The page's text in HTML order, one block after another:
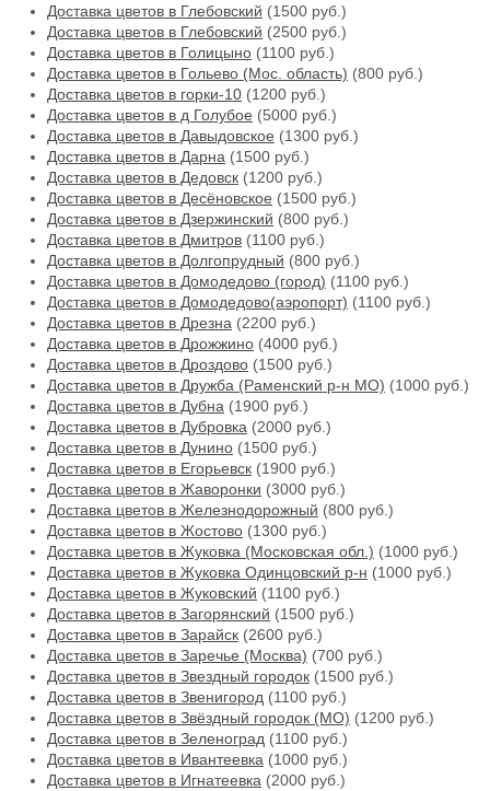
Доставка цветов в Глебовский (1500 руб.)
Доставка цветов в Глебовский (2500 руб.)
Доставка цветов в Голицыно (1100 руб.)
Доставка цветов в Гольево (Мос. область) (800 руб.)
Доставка цветов в горки-10 (1200 руб.)
Доставка цветов в д Голубое (5000 руб.)
Доставка цветов в Давыдовское (1300 руб.)
Доставка цветов в Дарна (1500 руб.)
Доставка цветов в Дедовск (1200 руб.)
Доставка цветов в Десёновское (1500 руб.)
Доставка цветов в Дзержинский (800 руб.)
Доставка цветов в Дмитров (1100 руб.)
Доставка цветов в Долгопрудный (800 руб.)
Доставка цветов в Домодедово (город) (1100 руб.)
Доставка цветов в Домодедово(аэропорт) (1100 руб.)
Доставка цветов в Дрезна (2200 руб.)
Доставка цветов в Дрожжино (4000 руб.)
Доставка цветов в Дроздово (1500 руб.)
Доставка цветов в Дружба (Раменский р-н МО) (1000 руб.)
Доставка цветов в Дубна (1900 руб.)
Доставка цветов в Дубровка (2000 руб.)
Доставка цветов в Дунино (1500 руб.)
Доставка цветов в Егорьевск (1900 руб.)
Доставка цветов в Жаворонки (3000 руб.)
Доставка цветов в Железнодорожный (800 руб.)
Доставка цветов в Жостово (1300 руб.)
Доставка цветов в Жуковка (Московская обл.) (1000 руб.)
Доставка цветов в Жуковка Одинцовский р-н (1000 руб.)
Доставка цветов в Жуковский (1100 руб.)
Доставка цветов в Загорянский (1500 руб.)
Доставка цветов в Зарайск (2600 руб.)
Доставка цветов в Заречье (Москва) (700 руб.)
Доставка цветов в Звездный городок (1500 руб.)
Доставка цветов в Звенигород (1100 руб.)
Доставка цветов в Звёздный городок (МО) (1200 руб.)
Доставка цветов в Зеленоград (1100 руб.)
Доставка цветов в Ивантеевка (1000 руб.)
Доставка цветов в Игнатеевка (2000 руб.)